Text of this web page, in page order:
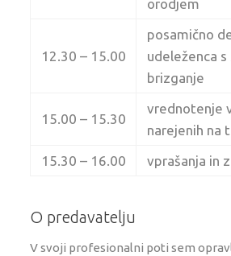
orodjem
12.30 – 15.00
posamično
udeleženca
brizganje
15.00 – 15.30
vrednotenje
narejenih na
15.30 – 16.00
vprašanja in
O predavatelju
V svoji profesionalni poti sem